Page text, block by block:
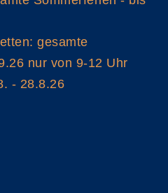
gesamte
nur von 9-12 Uhr
- 28.8.26